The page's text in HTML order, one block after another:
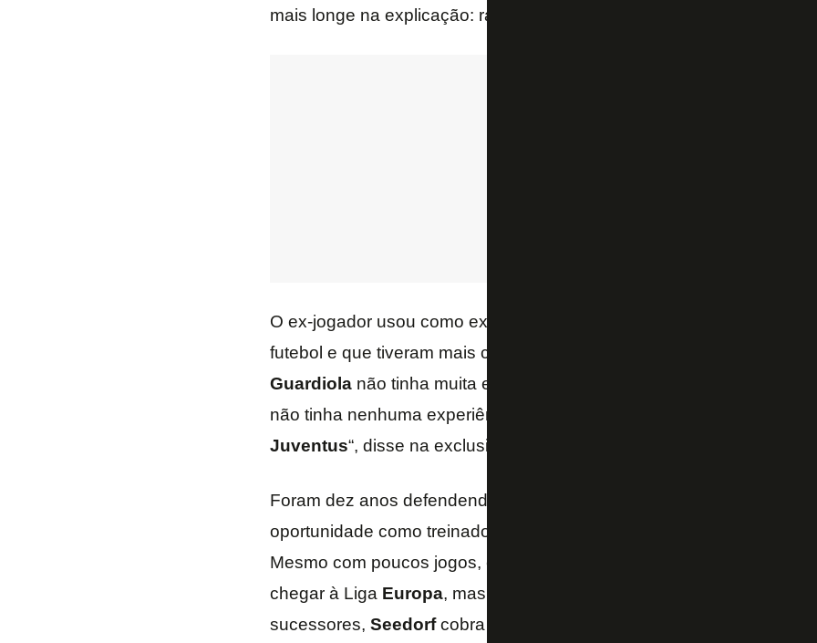
mais longe na explicação: racismo.
O ex-jogador usou como exemplo outros ex-jogadores que
futebol e que tiveram mais chances do que ele para se provarem
Guardiolanão tinha muita experiência; quantos podemos
não tinha nenhuma experiência antes e
Juventus“, disse na exclusiva que deu à Goal.
Foram dez anos defendendo as cores do
oportunidade como treinador, em 2014, quando a equipe vivia um
Mesmo com poucos jogos, ele ajudou a equipe a se livrar do
chegar à Liga Europa, mas acabou demitido. Acreditando ter ido
sucessores, Seedorfcobra igualdade dentro do futebol: ” Você sabe